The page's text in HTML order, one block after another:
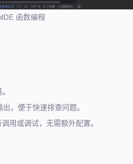
函数编程
，便于快速排查问题。
用或调试，无需额外配置。